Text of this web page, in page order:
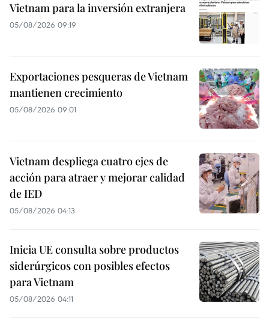
Vietnam para la inversión extranjera
05/08/2026 09:19
Exportaciones pesqueras de Vietnam
mantienen crecimiento
05/08/2026 09:01
Vietnam despliega cuatro ejes de
acción para atraer y mejorar calidad
de IED
05/08/2026 04:13
Inicia UE consulta sobre productos
siderúrgicos con posibles efectos
para Vietnam
05/08/2026 04:11